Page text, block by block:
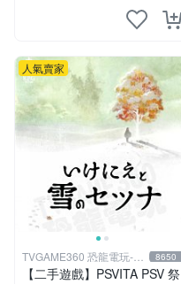
人氣賣家
TVGAME360 恐龍電玩-台
中店
8650
【二手遊戲】PSVITA PSV 祭